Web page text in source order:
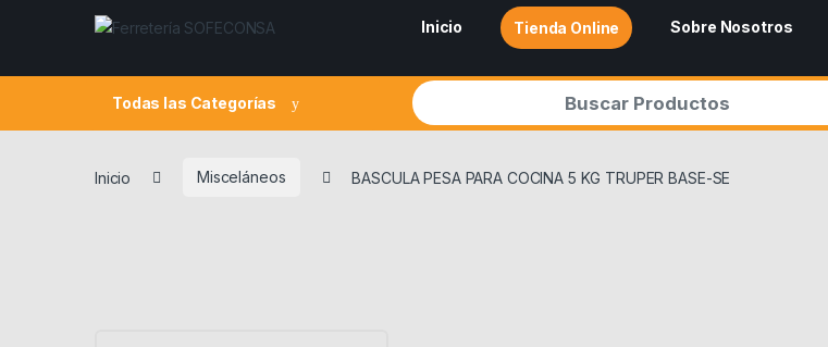
Skip to navigation
Skip to content
Inicio
Tienda Online Sobre Nosotros
Todas las Categorías
Search for:
Inicio Misceláneos BASCULA PESA PARA COCINA 5 KG TRUPER BASE-SE